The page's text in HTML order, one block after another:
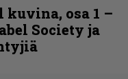
osa 1 –
Society ja